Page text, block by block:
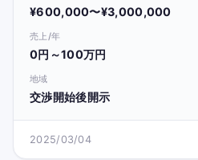
¥600,000〜¥3,000,000
売上/年
0円～100万円
地域
交渉開始後開示
2025/03/04